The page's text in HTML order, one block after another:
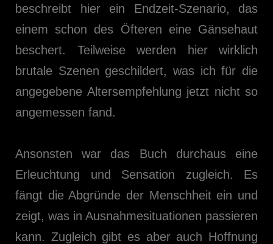
beschreibt hier ein Endzeit-Szenario, das
einem schon des Öfteren eine Gänsehaut
beschert. Teilweise werden hier wirklich
brutale Szenen geschildert, was ich für die
angegebene Altersempfehlung jetzt nicht so
angemessen fand.
Ansonsten war das Buch durchaus eine
Erleuchtung und Sensation zugleich. Es
fängt die Abgründe der Menschheit ein und
zeigt, was in Ausnahmesituationen passieren
kann. Zugleich gibt es aber auch Hoffnung